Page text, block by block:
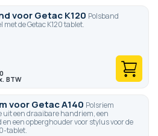
voor Getac K120 Polsband
met de Getac K120 tablet.
voor Getac A140 Polsriem
uit een draaibare handriem, een
een opberghouder voor stylus voor de
tablet.